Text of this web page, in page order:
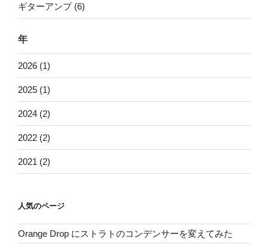
ギターアンプ (6)
年
2026 (1)
2025 (1)
2024 (2)
2022 (2)
2021 (2)
人気のページ
Orange Drop にストラトのコンデンサーを変えてみた